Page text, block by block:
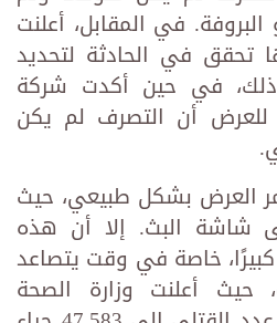
في المقابل، أعلنت
تحقق في الحادثة لتحديد
ذلك، في حين أكدت شركة
للعرض أن التصرف لم يكن
العرض بشكل طبيعي، حيث
شاشة البث. إلا أن هذه
خاصة في وقت يتصاعد
أعلنت وزارة الصحة